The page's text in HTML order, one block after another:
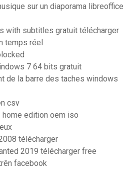
sur un diaporama libreoffice
with subtitles gratuit télécharger
temps réel
7 64 bits gratuit
de la barre des taches windows
csv
edition oem iso
télécharger
2019 télécharger free
facebook